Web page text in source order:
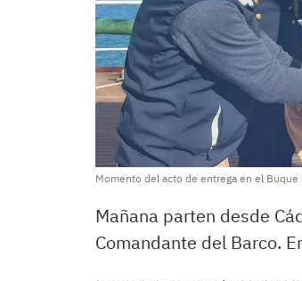
Momento del acto de entrega en el Buque
Mañana parten desde
Comandante del Barco.